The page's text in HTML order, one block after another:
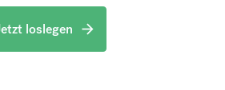
loslegen